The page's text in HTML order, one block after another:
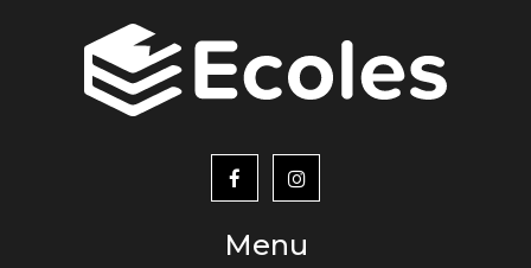
Menu
menu
footer2